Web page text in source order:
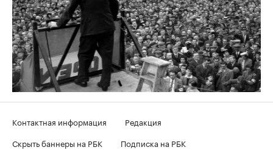
Контактная информация
Редакция
Скрыть баннеры на РБК
Подписка на РБК